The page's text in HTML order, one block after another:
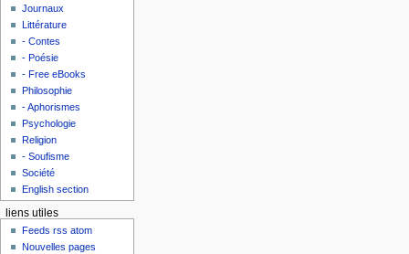
Journaux
Littérature
- Contes
- Poésie
- Free eBooks
Philosophie
- Aphorismes
Psychologie
Religion
- Soufisme
Société
English section
liens utiles
Feeds rss atom
Nouvelles pages